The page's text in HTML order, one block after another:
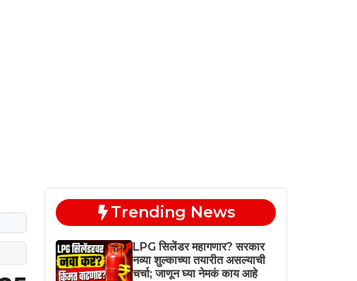
Trending News
LPG सिलेंडर महागणार? सरकार
नव्या शुल्काच्या तयारीत असल्याची
चर्चा; जाणून घ्या नेमकं काय आहे